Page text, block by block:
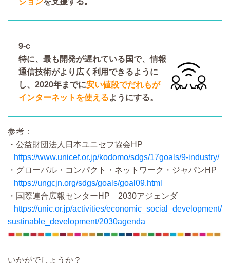
9-c
特に、最も開発が遅れている国で、情報
通信技術がより 広く 利用できるように
し、2020年までに安い値段でだれもが
インターネットを使えるようにする。
参考：
・公益財団法人日本ユニセフ協会HP
https://www.unicef.or.jp/kodomo/sdgs/17goals/9-industry/
・グローバル・コンパクト・ネットワーク・ジャパンHP
https://ungcjn.org/sdgs/goals/goal09.html
・国際連合広報センターHP 2030アジェンダ
https://unic.or.jp/activities/economic_social_development/
sustinable_development/2030agenda
いかがでしょうか？